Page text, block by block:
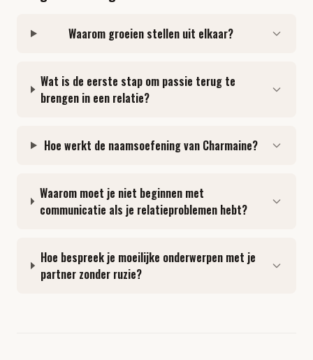
Waarom groeien stellen uit elkaar?
Wat is de eerste stap om passie terug te
brengen in een relatie?
Hoe werkt de naamsoefening van Charmaine?
Waarom moet je niet beginnen met
communicatie als je relatieproblemen hebt?
Hoe bespreek je moeilijke onderwerpen met je
partner zonder ruzie?